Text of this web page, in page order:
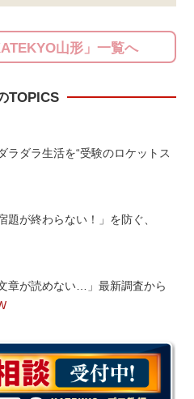
山形」一覧へ
TOPICS
ラダラ生活を“受験のロケットス
が終わらない！」を防ぐ、
章が読めない…」最新調査から